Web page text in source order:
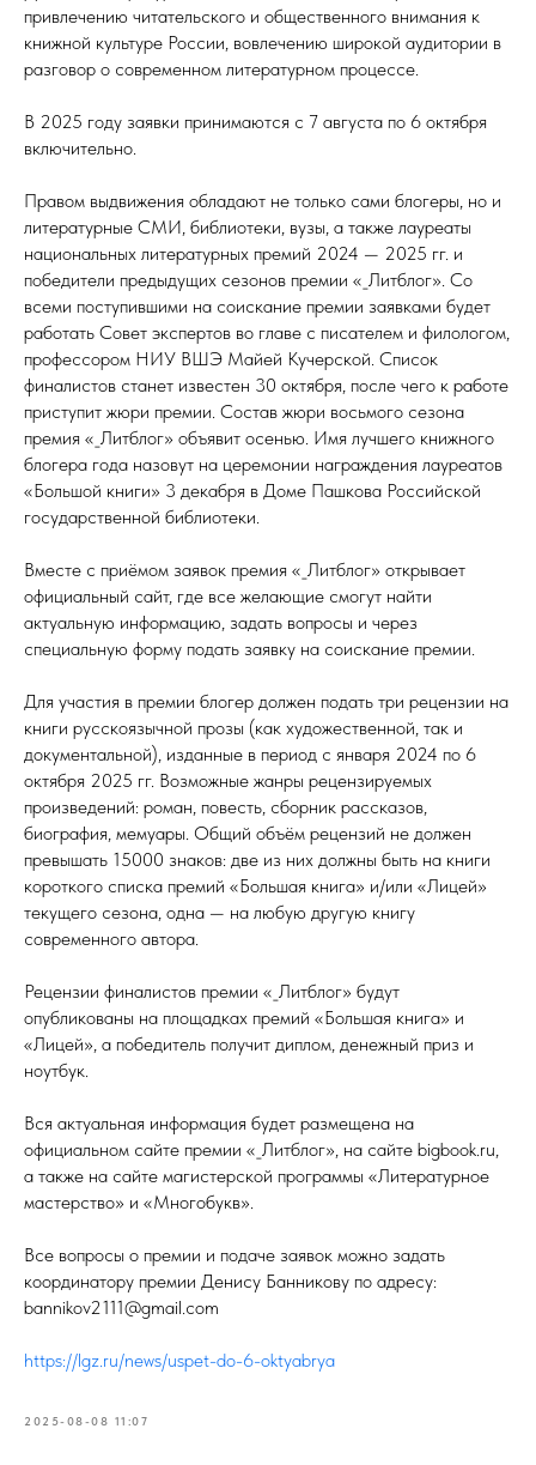
привлечению читательского и общественного внимания к
книжной культуре России, вовлечению широкой аудитории в
разговор о современном литературном процессе.
В 2025 году заявки принимаются с 7 августа по 6 октября
включительно.
Правом выдвижения обладают не только сами блогеры, но и
литературные СМИ, библиотеки, вузы, а также лауреаты
национальных литературных премий 2024 — 2025 гг. и
победители предыдущих сезонов премии «_Литблог». Со
всеми поступившими на соискание премии заявками будет
работать Совет экспертов во главе с писателем и филологом,
профессором НИУ ВШЭ Майей Кучерской. Список
финалистов станет известен 30 октября, после чего к работе
приступит жюри премии. Состав жюри восьмого сезона
премия «_Литблог» объявит осенью. Имя лучшего книжного
блогера года назовут на церемонии награждения лауреатов
«Большой книги» 3 декабря в Доме Пашкова Российской
государственной библиотеки.
Вместе с приёмом заявок премия «_Литблог» открывает
официальный сайт, где все желающие смогут найти
актуальную информацию, задать вопросы и через
специальную форму подать заявку на соискание премии.
Для участия в премии блогер должен подать три рецензии на
книги русскоязычной прозы (как художественной, так и
документальной), изданные в период с января 2024 по 6
октября 2025 гг. Возможные жанры рецензируемых
произведений: роман, повесть, сборник рассказов,
биография, мемуары. Общий объём рецензий не должен
превышать 15000 знаков: две из них должны быть на книги
короткого списка премий «Большая книга» и/или «Лицей»
текущего сезона, одна — на любую другую книгу
современного автора.
Рецензии финалистов премии «_Литблог» будут
опубликованы на площадках премий «Большая книга» и
«Лицей», а победитель получит диплом, денежный приз и
ноутбук.
Вся актуальная информация будет размещена на
официальном сайте премии «_Литблог», на сайте bigbook.ru,
а также на сайте магистерской программы «Литературное
мастерство» и «Многобукв».
Все вопросы о премии и подаче заявок можно задать
координатору премии Денису Банникову по адресу:
bannikov2111@gmail.com
https://lgz.ru/news/uspet-do-6-oktyabrya
2025-08-08 11:07